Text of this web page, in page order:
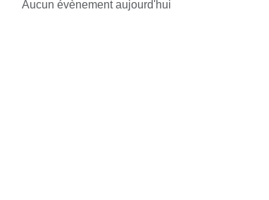
Aucun évènement aujourd'hui